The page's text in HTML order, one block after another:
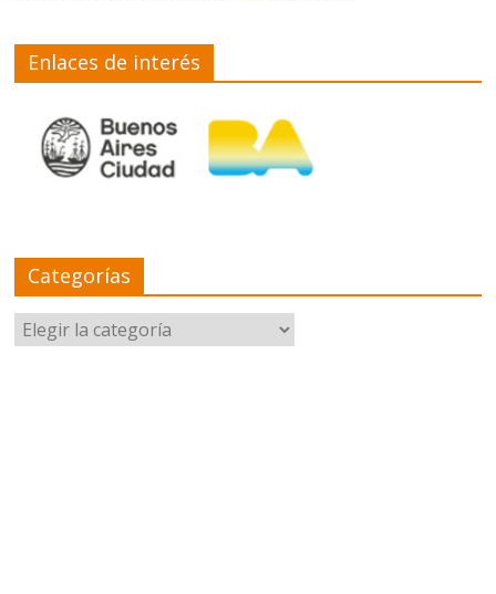
Enlaces de interés
Categorías
Categorías